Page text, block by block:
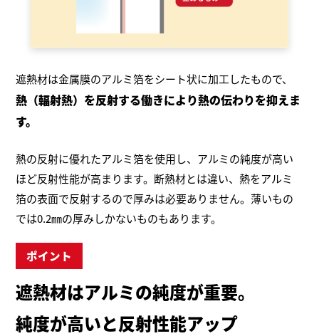
遮熱材は金属膜のアルミ箔をシート状に加工したもので、
熱（輻射熱）を反射する働きにより熱の伝わりを抑えま
す。
熱の反射に優れたアルミ箔を使用し、アルミの純度が高い
ほど反射性能が高まります。断熱材とは違い、熱をアルミ
箔の表面で反射するので厚みは必要ありません。薄いもの
では0.2㎜の厚みしかないものもあります。
ポイント
遮熱材はアルミの純度が重要。
純度が高いと反射性能アップ